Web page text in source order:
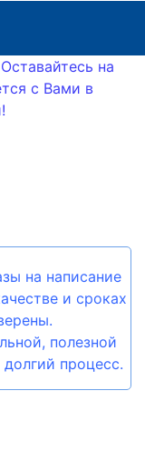
на
с Вами в
на написание
и сроках
полезной
процесс.